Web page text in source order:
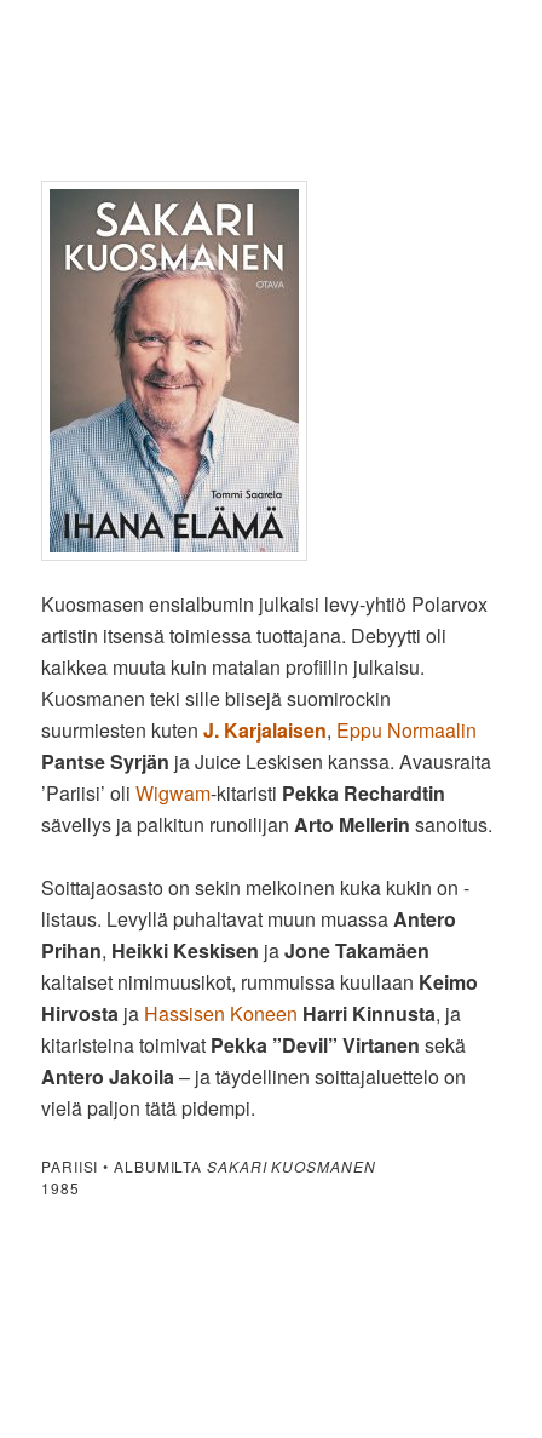
Kuosmasen ensialbumin julkaisi levy-yhtiö Polarvox
artistin itsensä toimiessa tuottajana. Debyytti oli
kaikkea muuta kuin matalan profiilin julkaisu.
Kuosmanen teki sille biisejä suomirockin
suurmiesten kutenJ. Karjalaisen, Eppu Normaalin
Pantse Syrjän ja Juice Leskisen kanssa. Avausraita
’Pariisi’ oliWigwam-kitaristi Pekka Rechardtin
sävellys ja palkitun runoilijan Arto Mellerin sanoitus.
Soittajaosasto on sekin melkoinen kuka kukin on -
listaus. Levyllä puhaltavat muun muassa Antero
Prihan, Heikki Keskisen jaJone Takamäen
kaltaiset nimimuusikot, rummuissa kuullaan Keimo
Hirvosta ja Hassisen Koneen Harri Kinnusta, ja
kitaristeina toimivat Pekka ”Devil” Virtanen sekä
Antero Jakoila – ja täydellinen soittajaluettelo on
vielä paljon tätä pidempi.
PARIISI • ALBUMILTASAKARI KUOSMANEN
1985